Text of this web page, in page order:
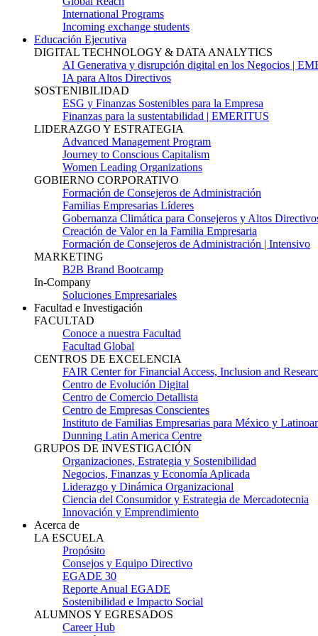
International Programs
Incoming exchange students
Educación Ejecutiva
DIGITAL TECHNOLOGY & DATA ANALYTICS
AI Generativa y disrupción digital en los Negocios |
IA para Altos Directivos
SOSTENIBILIDAD
ESG y Finanzas Sostenibles para la Empresa
Finanzas para la sustentabilidad | EMERITUS
LIDERAZGO Y ESTRATEGIA
Advanced Management Program
Journey to Conscious Capitalism
Women Leading Organizations
GOBIERNO CORPORATIVO
Formación de Consejeros de Administración
Familias Empresarias Líderes
Gobernanza Climática para Consejeros y Altos
Creación de Valor en la Familia Empresaria
Formación de Consejeros de Administración | Intensivo
MARKETING
B2B Brand Bootcamp
In-Company
Soluciones Empresariales
Facultad e Investigación
FACULTAD
Conoce a nuestra Facultad
Facultad Global
CENTROS DE EXCELENCIA
FAIR Center for Financial Access, Inclusion and
Centro de Evolución Digital
Centro de Comercio Detallista
Centro de Empresas Conscientes
Instituto de Familias Empresarias para México y
Dunning Latin America Centre
GRUPOS DE INVESTIGACIÓN
Organizaciones, Estrategia y Sostenibilidad
Negocios, Finanzas y Economía Aplicada
Liderazgo y Dinámica Organizacional
Ciencia del Consumidor y Estrategia de Mercadotecnia
Innovación y Emprendimiento
Acerca de
LA ESCUELA
Propósito
Consejos y Equipo Directivo
EGADE 30
Reporte Anual EGADE
Sostenibilidad e Impacto Social
ALUMNOS Y EGRESADOS
Career Hub